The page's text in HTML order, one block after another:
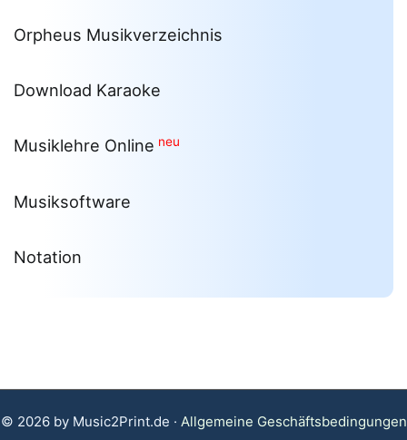
Orpheus Musikverzeichnis
Download Karaoke
Musiklehre Online neu
Musiksoftware
Notation
© 2026 by Music2Print.de · Allgemeine Geschäftsbedingungen